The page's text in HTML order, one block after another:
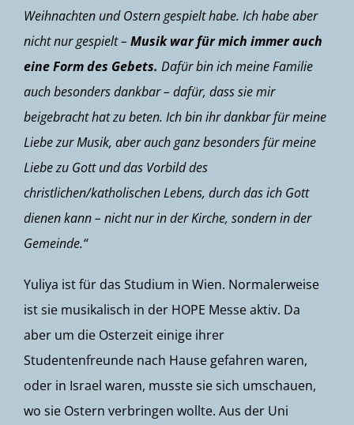
Weihnachten und Ostern gespielt habe. Ich habe aber
nicht nur gespielt – Musik war für mich immer auch
eine Form des Gebets. Dafür bin ich meine Familie
auch besonders dankbar – dafür, dass sie mir
beigebracht hat zu beten. Ich bin ihr dankbar für meine
Liebe zur Musik, aber auch ganz besonders für meine
Liebe zu Gott und das Vorbild des
christlichen/katholischen Lebens, durch das ich Gott
dienen kann – nicht nur in der Kirche, sondern in der
Gemeinde.“
Yuliya ist für das Studium in Wien. Normalerweise
ist sie musikalisch in der HOPE Messe aktiv. Da
aber um die Osterzeit einige ihrer
Studentenfreunde nach Hause gefahren waren,
oder in Israel waren, musste sie sich umschauen,
wo sie Ostern verbringen wollte. Aus der Uni